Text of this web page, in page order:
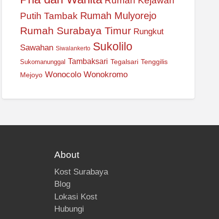
Putih Tambak Rumah Mulyorejo
Rumah Surabaya Timur Rungkut
Sawahan Siwalankerto Sukolilo
Sukomanunggal Tambaksari Tegalsari Tenggilis
Mejoyo Wonocolo Wonokromo
About
Kost Surabaya
Blog
Lokasi Kost
Hubungi